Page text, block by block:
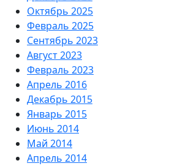
Октябрь 2025
Февраль 2025
Сентябрь 2023
Август 2023
Февраль 2023
Апрель 2016
Декабрь 2015
Январь 2015
Июнь 2014
Май 2014
Апрель 2014